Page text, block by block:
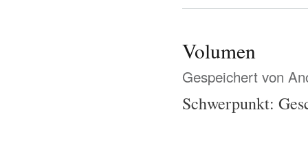
Volumen
Gespeichert von
Schwerpunkt: